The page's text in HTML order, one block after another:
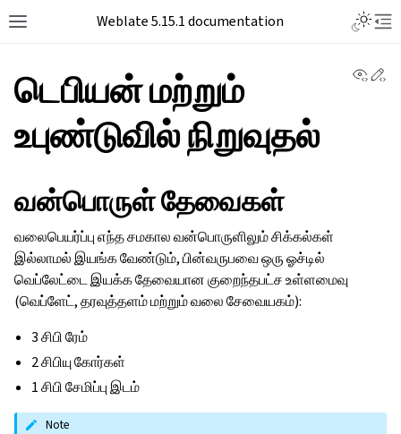
Weblate 5.15.1 documentation
டெபியன் மற்றும்
உபுண்டுவில் நிறுவுதல்
வன்பொருள் தேவைகள்
வலைபெயர்ப்பு எந்த சமகால வன்பொருளிலும் சிக்கல்கள்
இல்லாமல் இயங்க வேண்டும், பின்வருபவை ஒரு ஓச்டில்
வெப்லேட்டை இயக்க தேவையான குறைந்தபட்ச உள்ளமைவு
(வெப்ளேட், தரவுத்தளம் மற்றும் வலை சேவையகம்):
3 சிபி ரேம்
2 சிபியு கோர்கள்
1 சிபி சேமிப்பு இடம்
Note